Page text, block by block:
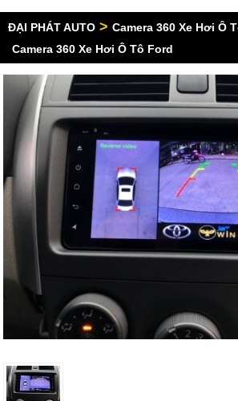
ĐẠI PHÁT AUTO > Camera 360 Xe Hơi Ô
Camera 360 Xe Hơi Ô Tô Ford